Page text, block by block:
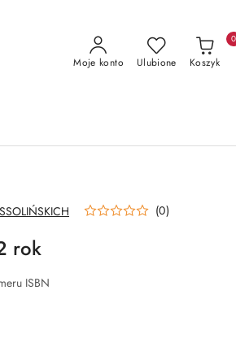
Moje konto Ulubione Koszyk
0
(0)
rok
ISBN